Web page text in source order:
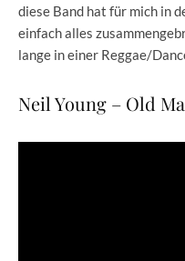
diese Band hat für mich in
einfach alles
lange in einer Reggae/
Neil Young – Old